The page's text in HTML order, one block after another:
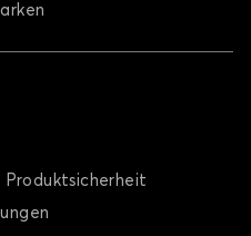
Produktsicherheit